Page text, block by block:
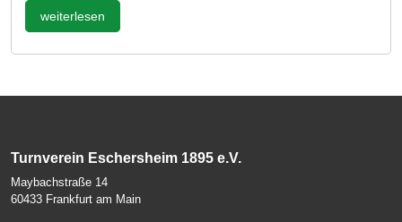
weiterlesen
Turnverein Eschersheim 1895 e.V.
Maybachstraße 14
60433 Frankfurt am Main